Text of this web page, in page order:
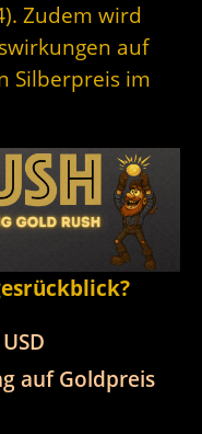
Zudem wird
auf
Silberpreis im
auf Goldpreis